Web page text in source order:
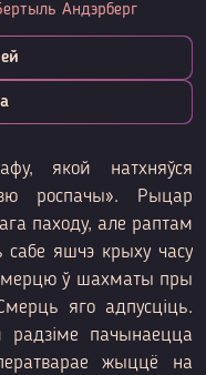
Андэрберг
якой натхняўся
роспачы». Рыцар
паходу, але раптам
сабе яшчэ крыху часу
Смерцю ў шахматы пры
яго адпусціць.
пачынаецца
жыццё на